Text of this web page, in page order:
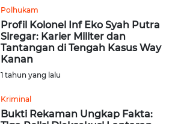
Polhukam
Profil Kolonel Inf Eko Syah Putra
Siregar: Karier Militer dan
Tantangan di Tengah Kasus Way
Kanan
1 tahun yang lalu
Kriminal
Bukti Rekaman Ungkap Fakta: